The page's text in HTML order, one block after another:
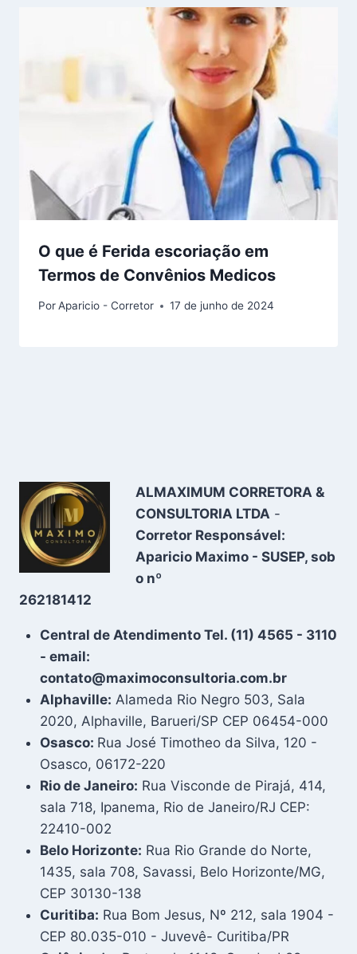
O que é Ferida escoriação em
Termos de Convênios Medicos
PorAparicio - Corretor 17 de junho de 2024
ALMAXIMUM CORRETORA &
CONSULTORIA LTDA -
Corretor Responsável:
Aparicio Maximo - SUSEP, sob
o nº
262181412
Central de Atendimento Tel. (11) 4565 - 3110
- email:
contato@maximoconsultoria.com.br
Alphaville: Alameda Rio Negro 503, Sala
2020, Alphaville, Barueri/SP CEP 06454-000
Osasco: Rua José Timotheo da Silva, 120 -
Osasco, 06172-220
Rio de Janeiro: Rua Visconde de Pirajá, 414,
sala 718, Ipanema, Rio de Janeiro/RJ CEP:
22410-002
Belo Horizonte: Rua Rio Grande do Norte,
1435, sala 708, Savassi, Belo Horizonte/MG,
CEP 30130-138
Curitiba: Rua Bom Jesus, Nº 212, sala 1904 -
CEP 80.035-010 - Juvevê- Curitiba/PR